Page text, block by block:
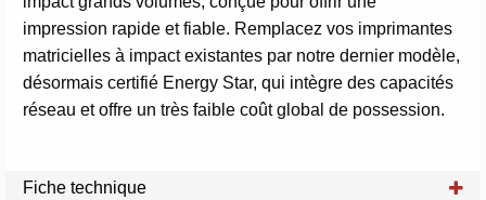
impression rapide et fiable. Remplacez vos imprimantes
matricielles à impact existantes par notre dernier modèle,
désormais certifié Energy Star, qui intègre des capacités
réseau et offre un très faible coût global de possession.
Fiche technique